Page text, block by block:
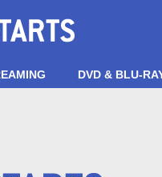
DVD & BLU-